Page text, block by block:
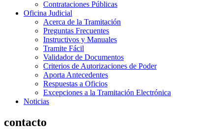
Contrataciones Públicas
Oficina Judicial
Acerca de la Tramitación
Preguntas Frecuentes
Instructivos y Manuales
Tramite Fácil
Validador de Documentos
Criterios de Autorizaciones de Poder
Aporta Antecedentes
Respuestas a Oficios
Excepciones a la Tramitación Electrónica
Noticias
contacto